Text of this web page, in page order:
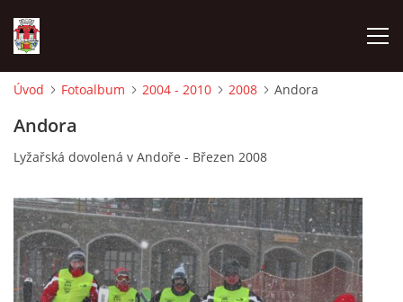
HISTORIE
HASIČI
VOLBY
Úvod Fotoalbum 2004 - 2010 2008 Andora
Andora
Lyžařská dovolená v Andoře - Březen 2008